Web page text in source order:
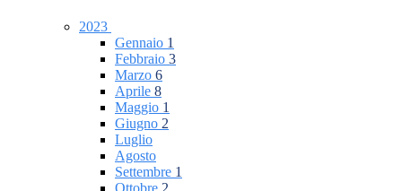
2023
Gennaio 1
Febbraio 3
Marzo 6
Aprile 8
Maggio 1
Giugno 2
Luglio
Agosto
Settembre 1